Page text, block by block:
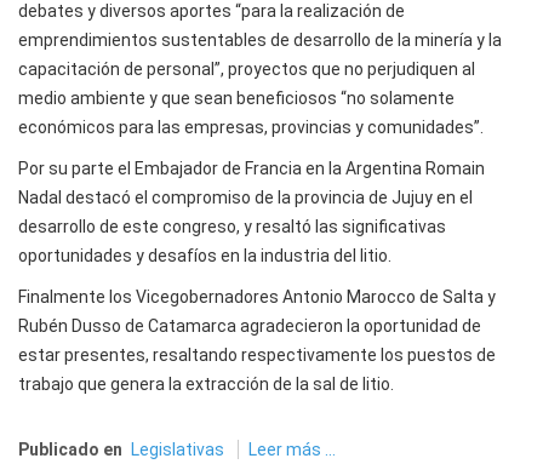
debates y diversos aportes “para la realización de
emprendimientos sustentables de desarrollo de la minería y la
capacitación de personal”, proyectos que no perjudiquen al
medio ambiente y que sean beneficiosos “no solamente
económicos para las empresas, provincias y comunidades”.
Por su parte el Embajador de Francia en la Argentina Romain
Nadal destacó el compromiso de la provincia de Jujuy en el
desarrollo de este congreso, y resaltó las significativas
oportunidades y desafíos en la industria del litio.
Finalmente los Vicegobernadores Antonio Marocco de Salta y
Rubén Dusso de Catamarca agradecieron la oportunidad de
estar presentes, resaltando respectivamente los puestos de
trabajo que genera la extracción de la sal de litio.
Publicado en Legislativas Leer más ...